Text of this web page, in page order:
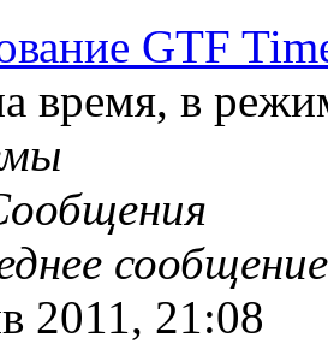
GTF
время, в
сообщение
2011, 21:08